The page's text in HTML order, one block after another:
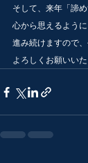
そして、来年「諦
心から思えるよう
進み続けますので
よろしくお願いいた